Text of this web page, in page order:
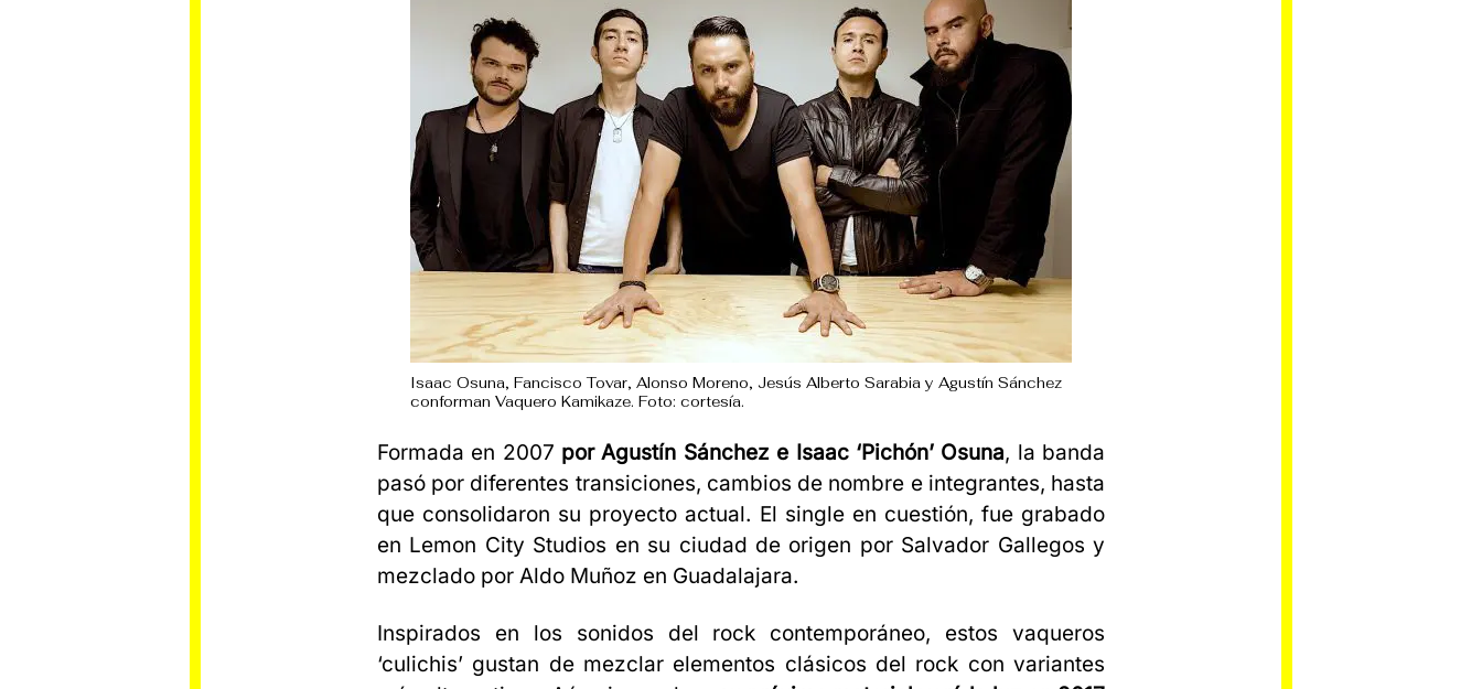
Isaac Osuna, Fancisco Tovar, Alonso Moreno, Jesús Alberto Sarabia y Agustín Sánchez
conforman Vaquero Kamikaze. Foto: cortesía.
Formada en 2007 por Agustín Sánchez e Isaac ‘Pichón’ Osuna, la banda
pasó por diferentes transiciones, cambios de nombre e integrantes, hasta
que consolidaron su proyecto actual. El single en cuestión, fue grabado
en Lemon City Studios en su ciudad de origen por Salvador Gallegos y
mezclado por Aldo Muñoz en Guadalajara.
Inspirados en los sonidos del rock contemporáneo, estos vaqueros
‘culichis’ gustan de mezclar elementos clásicos del rock con variantes